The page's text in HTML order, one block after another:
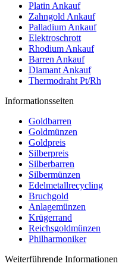
Platin Ankauf
Zahngold Ankauf
Palladium Ankauf
Elektroschrott
Rhodium Ankauf
Barren Ankauf
Diamant Ankauf
Thermodraht Pt/Rh
Informationsseiten
Goldbarren
Goldmünzen
Goldpreis
Silberpreis
Silberbarren
Silbermünzen
Edelmetallrecycling
Bruchgold
Anlagemünzen
Krügerrand
Reichsgoldmünzen
Philharmoniker
Weiterführende Informationen